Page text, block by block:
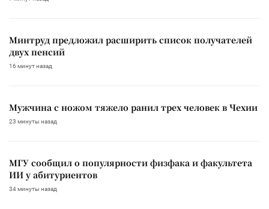
Минтруд предложил расширить список получателей
двух пенсий
16 минут назад
Мужчина с ножом тяжело ранил трех человек в Чехии
23 минуты назад
МГУ сообщил о популярности физфака и факультета
ИИ у абитуриентов
34 минуты назад